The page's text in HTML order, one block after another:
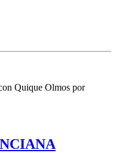
Quique Olmos por